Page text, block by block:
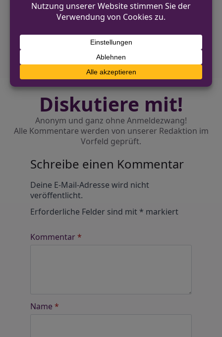
festgenommen
NÄCHSTER BEITRAG
Emmerich: Verkehrsunfall mit
schwerverletzter Fahrerin
Diskutiere mit!
Anonym und ganz ohne Anmeldezwang!
Alle Kommentare werden von unserer Redaktion im
Vorfeld geprüft.
Schreibe einen Kommentar
Deine E-Mail-Adresse wird nicht
veröffentlicht.
Erforderliche Felder sind mit* markiert
Kommentar*
Name *